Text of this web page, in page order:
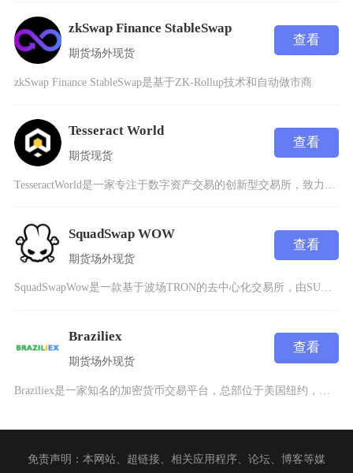
zkSwap Finance StableSwap
期货场外现货
查看
zkSwap Finance StableSwap是基于ZK-Rollup技术和自动做市商
Tesseract World
期货现货
查看
SquadSwap WOW
期货场外现货
查看
SquadSwapWow是一款基于波场TRON的去中心化交易所，由SUN生态系统收购Jus
Braziliex
期货场外现货
查看
免责声明：本网站、超链接、相关应用程序、论坛、博客等媒